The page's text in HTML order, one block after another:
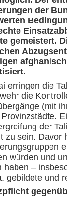
der
gemeistert.
erringen die
die
(mit
der
zu sein. Davor
würden und
haben –
gebildete und